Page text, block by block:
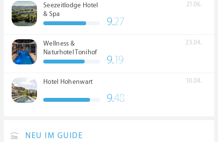
Seezeitlodge Hotel
& Spa
21.06.
9.27
Wellness &
Naturhotel Tonihof
****S
23.04.
9.19
Hotel Hohenwart 10.04.
9.48
NEU IM GUIDE